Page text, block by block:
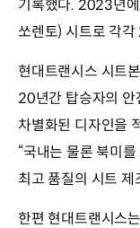
기록했다. 2023년
쏘렌토) 시트로 각
현대트랜시스 시트
20년간 탑승자의 안
차별화된 디자인을
“국내는 물론 북미
최고 품질의 시트 제
한편 현대트랜시스